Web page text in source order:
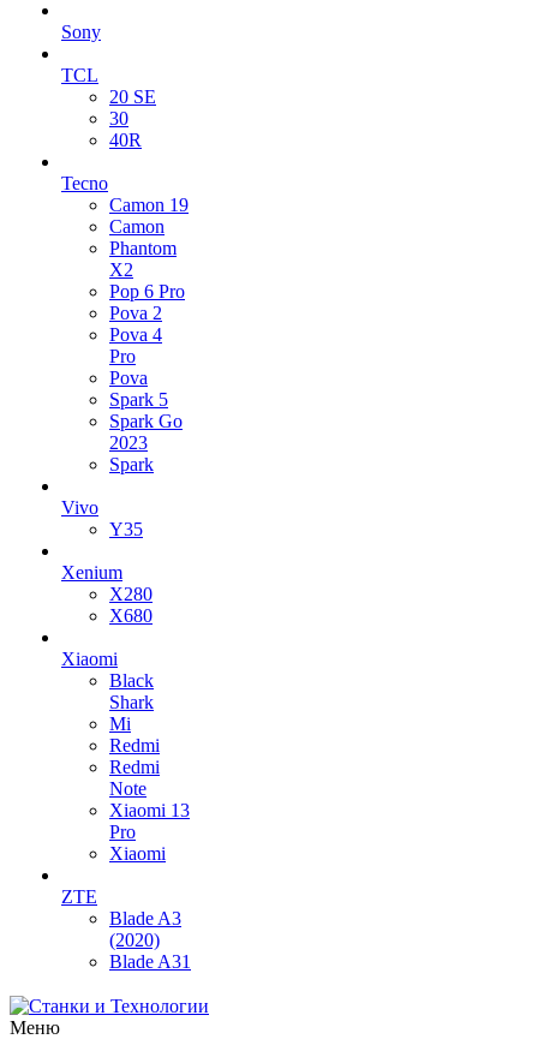
Sony
TCL
20 SE
30
40R
Tecno
Camon 19
Camon
Phantom
X2
Pop 6 Pro
Pova 2
Pova 4
Pro
Pova
Spark 5
Spark Go
2023
Spark
Vivo
Y35
Xenium
X280
X680
Xiaomi
Black
Shark
Mi
Redmi
Redmi
Note
Xiaomi 13
Pro
Xiaomi
ZTE
Blade A3
(2020)
Blade A31
Меню